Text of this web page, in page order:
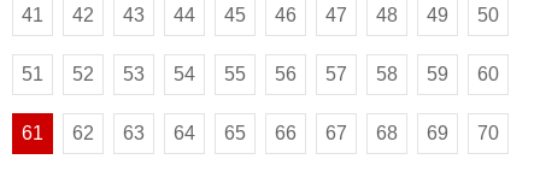
41 42 43 44 45 46 47 48 49 50
51 52 53 54 55 56 57 58 59 60
61 62 63 64 65 66 67 68 69 70